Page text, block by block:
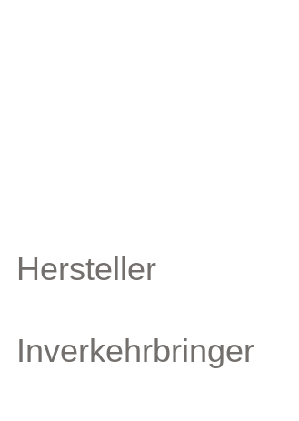
Hersteller
Inverkehrbringer